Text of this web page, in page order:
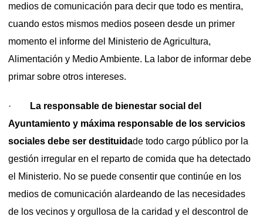
medios de comunicación para decir que todo es mentira,
cuando estos mismos medios poseen desde un primer
momento el informe del Ministerio de Agricultura,
Alimentación y Medio Ambiente. La labor de informar debe
primar sobre otros intereses.
·
La responsable de bienestar social del
Ayuntamiento y máxima responsable de los servicios
sociales debe ser destituidade todo cargo público por la
gestión irregular en el reparto de comida que ha detectado
el Ministerio. No se puede consentir que continúe en los
medios de comunicación alardeando de las necesidades
de los vecinos y orgullosa de la caridad y el descontrol de